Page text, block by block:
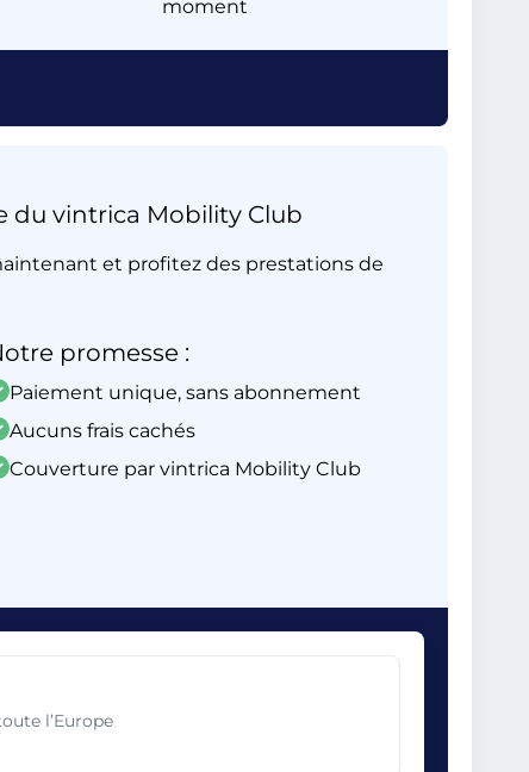
moment
du vintrica Mobility Club
et profitez des prestations de
promesse :
Paiement unique, sans abonnement
Aucuns frais cachés
Couverture par vintrica Mobility Club
l’Europe